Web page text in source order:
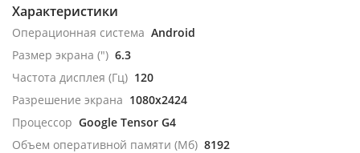
Характеристики
Операционная система Android
Размер экрана (") 6.3
Частота дисплея (Гц) 120
Разрешение экрана 1080x2424
Процессор Google Tensor G4
Объем оперативной памяти (Мб) 8192